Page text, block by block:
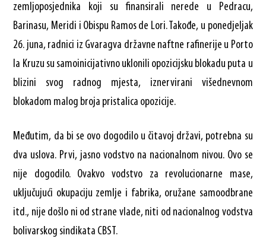
zemljoposjednika koji su finansirali nerede u Pedracu,
Barinasu, Meridi i Obispu Ramos de Lori. Takođe, u ponedjeljak
26. juna, radnici iz Gvaragva državne naftne rafinerije u Porto
la Kruzu su samoinicijativno uklonili opozicijsku blokadu puta u
blizini svog radnog mjesta, iznervirani višednevnom
blokadom malog broja pristalica opozicije.
Međutim, da bi se ovo dogodilo u čitavoj državi, potrebna su
dva uslova. Prvi, jasno vodstvo na nacionalnom nivou. Ovo se
nije dogodilo. Ovakvo vodstvo za revolucionarne mase,
uključujući okupaciju zemlje i fabrika, oružane samoodbrane
itd., nije došlo ni od strane vlade, niti od nacionalnog vodstva
bolivarskog sindikata CBST.